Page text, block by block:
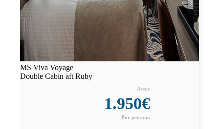
MS Viva Voyage
Double Cabin aft Ruby
1.950€